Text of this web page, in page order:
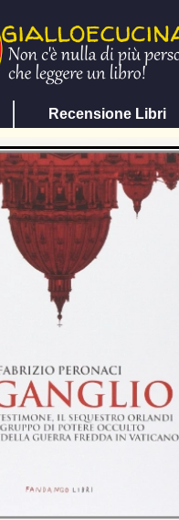
Recensione Libri